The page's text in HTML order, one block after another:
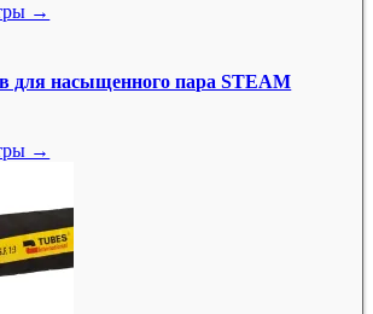
→
для насыщенного пара STEAM
→